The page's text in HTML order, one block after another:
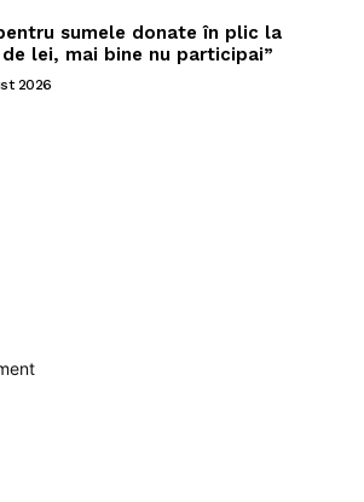
sumele donate în plic la
de lei, mai bine nu participai”
2026